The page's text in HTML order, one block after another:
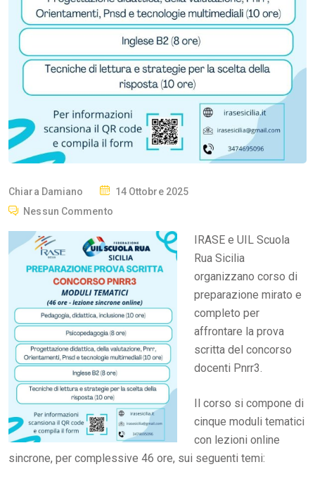
Chiara Damiano
P
T
E
D
O
N
14 Ottobre 2025
Nessun Commento
IRASE e UIL Scuola
Rua Sicilia
organizzano corso di
preparazione mirato e
completo per
affrontare la prova
scritta del concorso
docenti Pnrr3.
Il corso si compone di
cinque moduli tematici
con lezioni online
sincrone, per complessive 46 ore, sui seguenti temi: